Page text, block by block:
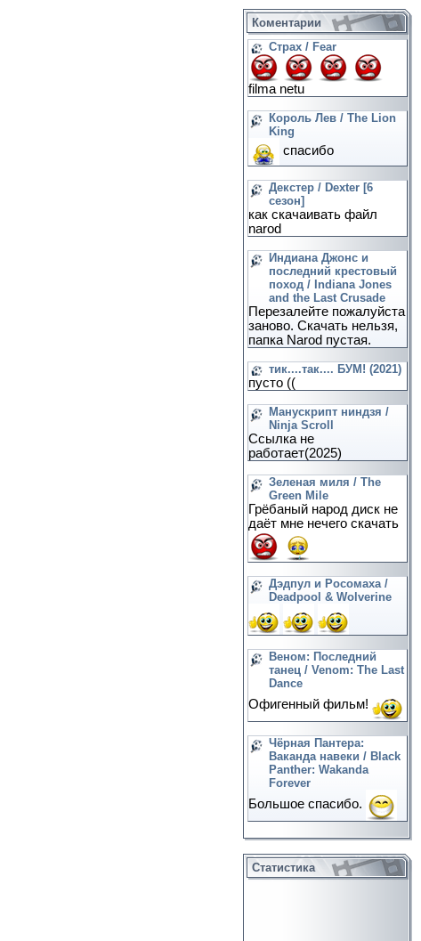
Коментарии
Страх / Fear
filma netu
Король Лев / The Lion
King
спасибо
Декстер / Dexter [6
сезон]
как скачаивать файл
narod
Индиана Джонс и
последний крестовый
поход / Indiana Jones
and the Last Crusade
Перезалейте пожалуйста
заново. Скачать нельзя,
папка Narod пустая.
тик....так.... БУМ! (2021)
пусто ((
Манускрипт ниндзя /
Ninja Scroll
Ссылка не
работает(2025)
Зеленая миля / The
Green Mile
Грёбаный народ диск не
даёт мне нечего скачать
Дэдпул и Росомаха /
Deadpool & Wolverine
Веном: Последний
танец / Venom: The Last
Dance
Офигенный фильм!
Чёрная Пантера:
Ваканда навеки / Black
Panther: Wakanda
Forever
Большое спасибо.
Статистика